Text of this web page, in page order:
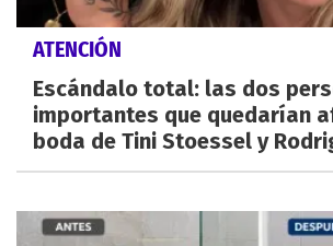
ATENCIÓN
Escándalo total: las dos
importantes que quedarían
boda de Tini Stoessel y